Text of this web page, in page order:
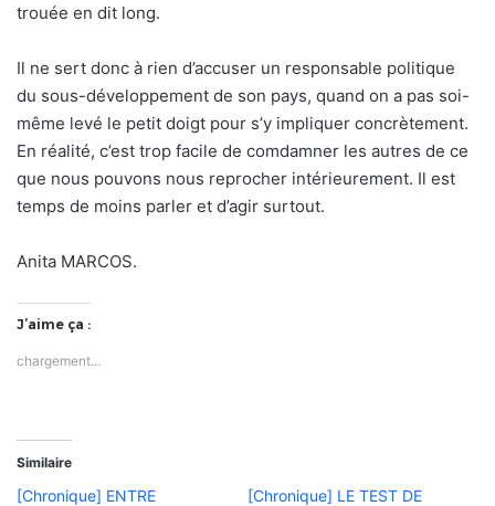
trouée en dit long.
Il ne sert donc à rien d’accuser un responsable politique
du sous-développement de son pays, quand on a pas soi-
même levé le petit doigt pour s’y impliquer concrètement.
En réalité, c’est trop facile de comdamner les autres de ce
que nous pouvons nous reprocher intérieurement. Il est
temps de moins parler et d’agir surtout.
Anita MARCOS.
J’aime ça :
chargement…
Similaire
[Chronique] ENTRE
[Chronique] LE TEST DE